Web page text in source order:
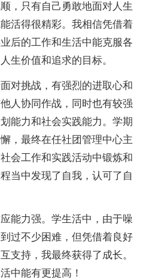
，只有自己勇敢地面对人生
活得很精彩。我相信凭借着
后的工作和生活中能克服各
生价值和追求的目标。
挑战，有强烈的进取心和
人协同作战，同时也有较强
能力和社会实践能力。学期
，最终在任社团管理中心主
会工作和实践活动中锻炼和
当中发现了自我，认可了自
力强。学生活中，由于噪
过不少困难，但凭借着良好
支持，我最终获得了成长。
中能有更提高！